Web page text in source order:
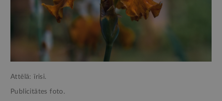
Attēlā: īrisi.
Publicitātes foto.